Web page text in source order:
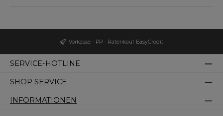
Vorkasse - PP - Ratenkauf EasyCredit
SERVICE-HOTLINE
SHOP SERVICE
INFORMATIONEN